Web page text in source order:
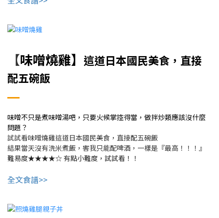
【味噌燒雞】 這道日本國民美食，直接
配五碗飯
味噌不只是煮味噌湯吧，只要火候掌控得當，做拌炒類應該沒什麼
問題？
試試看味噌燒雞這道日本國民美食，直接配五碗飯
結果當天沒有洗米煮飯，害我只能配啤酒，一樣是『最高！！！』
難易度★★★★☆ 有點小難度，試試看！！
全文食譜>>